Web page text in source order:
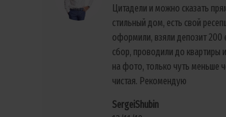
Цитадели и можно сказать
стильный дом, есть свой
оформили, взяли депозит 200
сбор, проводили до квартиры
на фото, только чуть меньше
чистая. Рекомендую
SergeiShubin